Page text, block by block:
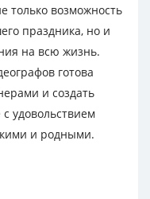
только возможность
праздника, но и
на всю жизнь.
готова
и создать
удовольствием
и родными.